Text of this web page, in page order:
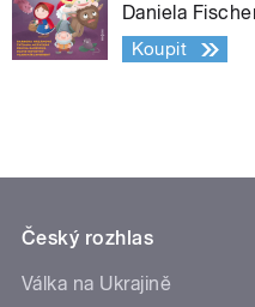
Daniela
Koupit
Český rozhlas
Válka na Ukrajině